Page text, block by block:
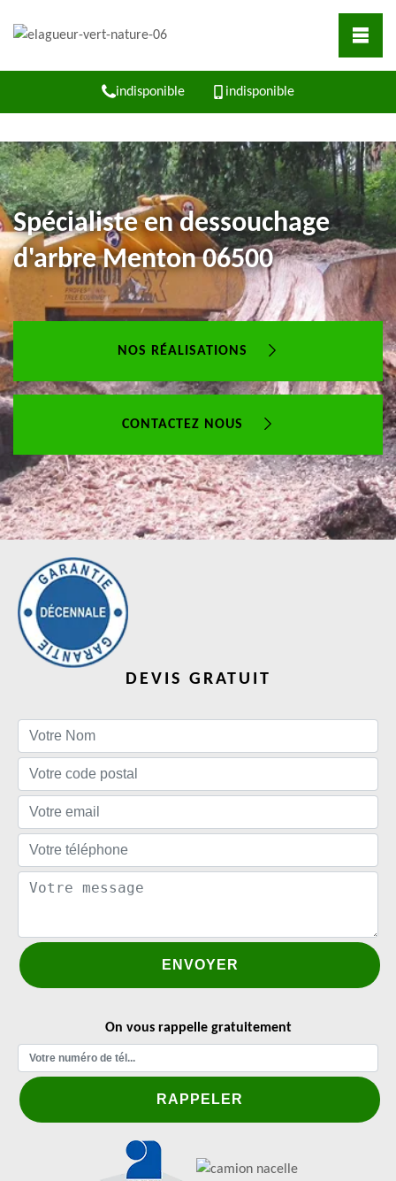
indisponible indisponible
Spécialiste en dessouchage
d'arbre Menton 06500
NOS RÉALISATIONS
CONTACTEZ NOUS
DEVIS GRATUIT
On vous rappelle gratuitement